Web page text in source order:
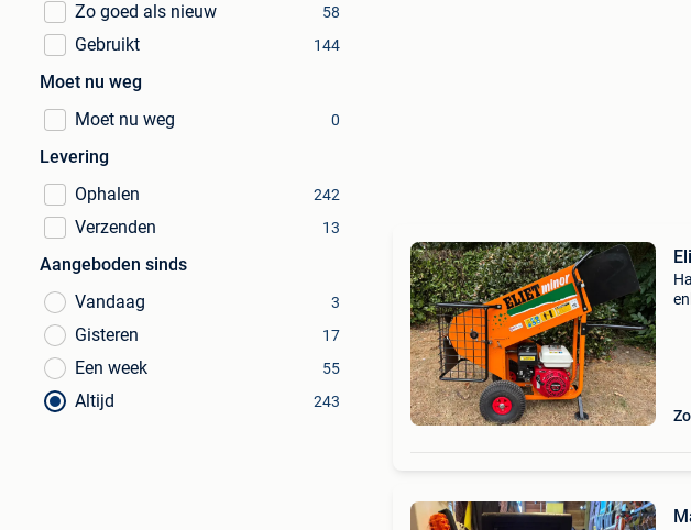
Zo goed als nieuw 58
Gebruikt 144
Moet nu weg
Moet nu weg
0
Levering
Ophalen
242
Verzenden 13
Aangeboden sinds
Vandaag
3
Gisteren 17
Een week 55
Altijd 243